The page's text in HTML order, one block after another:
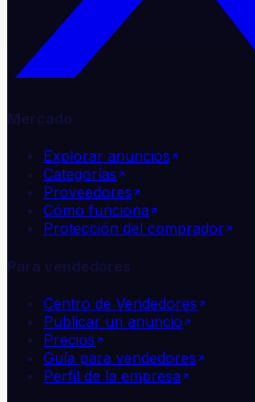
Mercado
Explorar anuncios
Categorías
Proveedores
Cómo funciona
Protección del comprador
Para vendedores
Centro de Vendedores
Publicar un anuncio
Precios
Guía para vendedores
Perfil de la empresa